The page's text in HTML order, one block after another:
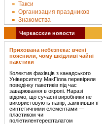
Такси
Организация праздников
Знакомства
Черкасские новости
Прихована небезпека: вчені
пояснили, чому шкідливі чайні
пакетики
Колектив фахівців з канадського
Університету МакГілла перевірили
поведінку пакетиків під час
заварювання в окропі. Наразі
відомо, що сучасні виробники не
використовують папір, замінивши її
синтетичними елементами —
пластиком чи
поліетилентерефталатом